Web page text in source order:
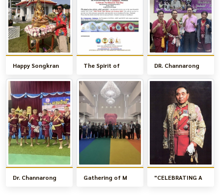
Happy Songkran The Spirit of DR. Channarong
Dr. Channarong Gathering of M "CELEBRATING A